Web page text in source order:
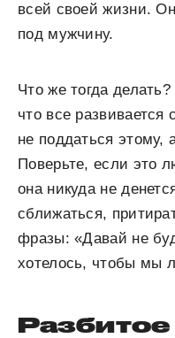
всей своей жизни.
под мужчину.
Что же тогда
что все
не поддаться этому,
Поверьте, если это
она никуда не
сближаться,
фразы: «Давай не
хотелось, чтобы мы